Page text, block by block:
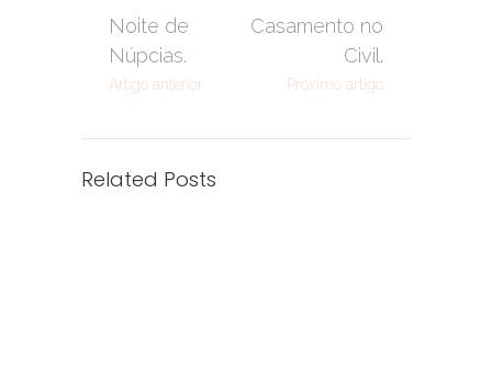
Noite de
Núpcias.
Artigo anterior
Casamento no
Civil.
Próximo artigo
Related Posts